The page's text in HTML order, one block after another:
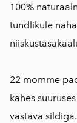
100%
tundlikule
22 momme
kahes
vastava